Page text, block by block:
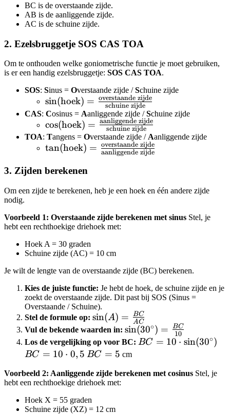
BC is de overstaande zijde.
AB is de aanliggende zijde.
AC is de schuine zijde.
2. Ezelsbruggetje SOS CAS TOA
Om te onthouden welke goniometrische functie je moet gebruiken,
is er een handig ezelsbruggetje: SOS CAS TOA.
SOS: Sinus = Overstaande zijde /Schuine zijde
\sin(\text{hoek}) =
\frac{\text{overstaande
zijde}}{\text{schuine
zijde}}
sin(hoek) = schuine zijde
overstaande zijde
CAS: Cosinus = Aanliggende zijde /Schuine zijde
\cos(\text{hoek}) =
\frac{\text{aanliggende
zijde}}{\text{schuine
cos(hoek) = schuine zijde
aanliggende zijde
TOA: Tangens = Overstaande zijde / Aanliggende zijde
\tan(\text{hoek}) =
\frac{\text{overstaande
zijde}}
zijde}}
tan(hoek) = aanliggende zijde
overstaande zijde
3. Zijden berekenen
Om een zijde te berekenen, heb je een hoek en één andere zijde
nodig.
Voorbeeld 1: Overstaande zijde berekenen met sinus Stel, je
hebt een rechthoekige driehoek met:
Hoek A = 30 graden
Schuine zijde (AC) = 10 cm
Je wilt de lengte van de overstaande zijde (BC) berekenen.
Kies de juiste functie: Je hebt de hoek, de schuine zijde en je
zoekt de overstaande zijde. Dit past bij SOS (Sinus =
Overstaande / Schuine).
Stel de formule op: \sin(A) =
\frac{BC}
{AC}
sin(A) = AC
BC
Vul de bekende waarden in: \sin(30^\circ)
= \frac{BC}
{10}
sin(30∘) = 10
BC
Los de vergelijking op voor BC: BC = 10
BC = 10 ⋅ sin(30∘)
0,5
BC = 10 ⋅ 0, 5 BC
5
BC = 5 cm
Voorbeeld 2: Aanliggende zijde berekenen met cosinus Stel, je
hebt een rechthoekige driehoek met:
Hoek X = 55 graden
Schuine zijde (XZ) = 12 cm